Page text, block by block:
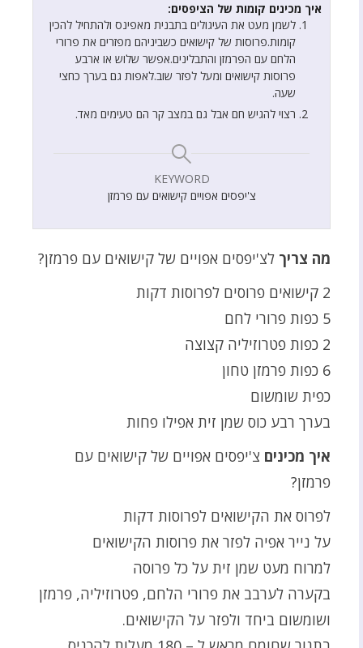
איך מכינים קומות של הציפסים:
לשמן מעט את העיגולים בתבנית מאפינס ולהתחיל להכין
קומות.פרוסות של קישואים כשביניהם מפזרים את פרורי
הלחם עם הפרמזן והתבלינים.אפשר שלוש או ארבע
פרוסות קישואים ומעל לפזר שוב.לאפות גם בערך כחצי
שעה.
רצוי להגיש חם אבל גם במצב קר הם טעימים מאד.
KEYWORD
צ'יפסים אפויים קישואים עם פרמזן
מה צריך לצ'יפסים אפויים של קישואים עם פרמזן?
2 קישואים פרוסים לפרוסות דקות
5 כפות פרורי לחם
2 כפות פטרוזיליה קצוצה
6 כפות פרמזן טחון
כפית שומשום
בערך רבע כוס שמן זית אפילו פחות
איך מכינים צ'יפסים אפויים של קישואים עם
פרמזן?
לפרוס את הקישואים לפרוסות דקות
על נייר אפיה לפזר את פרוסות הקישואים
למרוח מעט שמן זית על כל פרוסה
בקערה לערבב את פרורי הלחם, פטרוזיליה, פרמזן
ושומשום ביחד ולפזר על הקישואים.